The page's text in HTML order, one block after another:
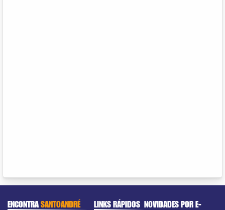
ENCONTRASANTOANDRÉ LINKS RÁPIDOS NOVIDADES POR E-